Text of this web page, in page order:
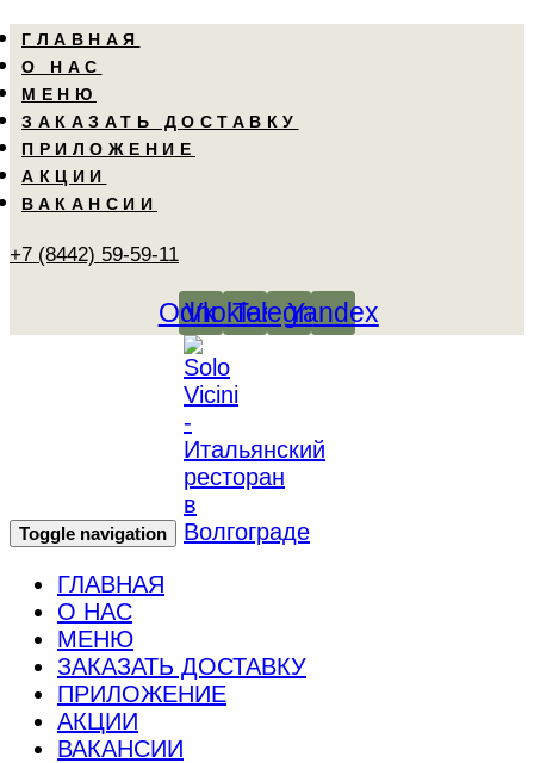
Skip
links
Skip
to
primary
navigation
Skip
to
content
ГЛАВНАЯ
О НАС
МЕНЮ
ЗАКАЗАТЬ ДОСТАВКУ
ПРИЛОЖЕНИЕ
АКЦИИ
ВАКАНСИИ
+7 (8442) 59-59-11
Vk
Odnoklassniki
Telegram
Yandex
Toggle navigation
ГЛАВНАЯ
О НАС
МЕНЮ
ЗАКАЗАТЬ ДОСТАВКУ
ПРИЛОЖЕНИЕ
АКЦИИ
ВАКАНСИИ